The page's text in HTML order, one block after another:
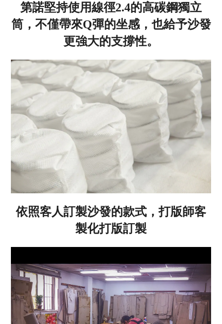
第諾堅持使用線徑2.4的高碳鋼獨立
筒，不僅帶來Q彈的坐感，也給予沙發
更強大的支撐性。
依照客人訂製沙發的款式，打版師客
製化打版訂製